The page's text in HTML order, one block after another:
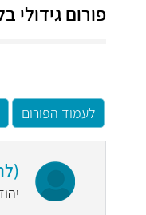
פורום גידולי
לעמוד הפורום